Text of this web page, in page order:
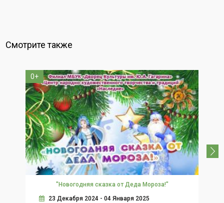
Смотрите также
0+
"Новогодняя сказка от Деда Мороза!"
23 Декабря 2024 - 04 Января 2025